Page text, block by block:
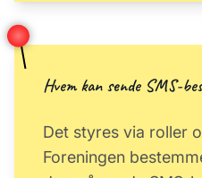
Hvem kan sende SMS-
Det styres via roller
Foreningen